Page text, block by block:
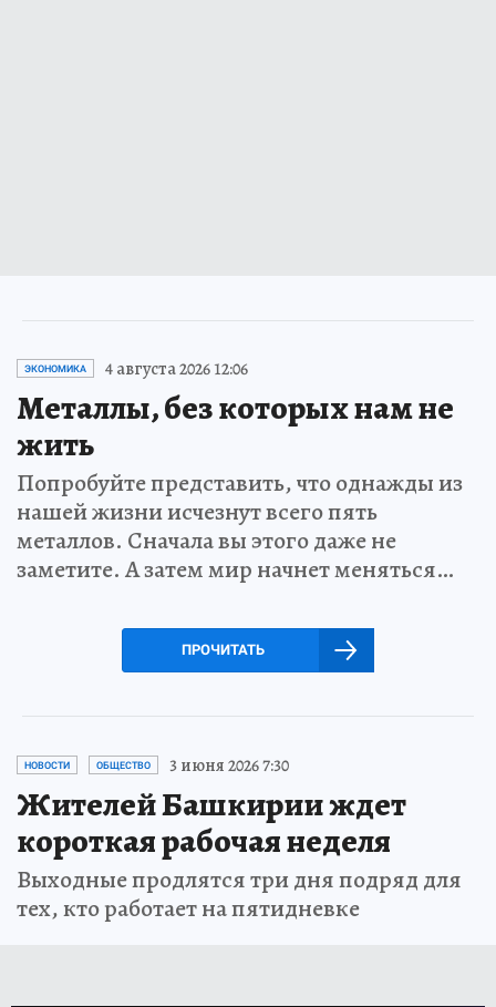
ЭКОНОМИКА 4 августа 2026 12:06
Металлы, без которых нам не
жить
Попробуйте представить, что однажды из
нашей жизни исчезнут всего пять
металлов. Сначала вы этого даже не
заметите. А затем мир начнет меняться…
ПРОЧИТАТЬ
НОВОСТИ ОБЩЕСТВО 3 июня 2026 7:30
Жителей Башкирии ждет
короткая рабочая неделя
Выходные продлятся три дня подряд для
тех, кто работает на пятидневке